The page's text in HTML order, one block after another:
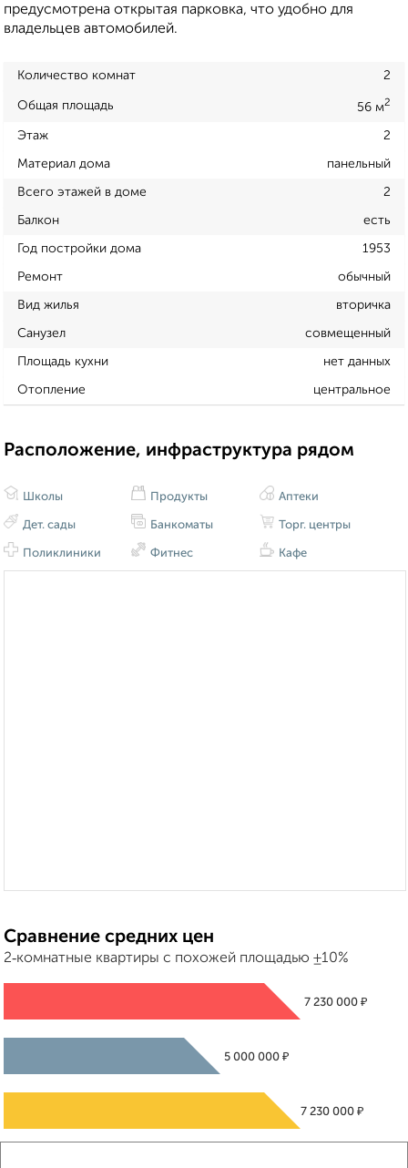
предусмотрена открытая парковка, что удобно для
владельцев автомобилей.
Количество комнат 2
Общая площадь 56 м2
Этаж 2
Материал дома панельный
Всего этажей в доме 2
Балкон есть
Год постройки дома 1953
Ремонт обычный
Вид жилья вторичка
Санузел совмещенный
Площадь кухни нет данных
Отопление центральное
Расположение, инфраструктура рядом
Школы
Дет. сады
Поликлиники
Продукты
Банкоматы
Фитнес
Аптеки
Торг. центры
Кафе
Сравнение средних цен
2‑комнатные квартиры с похожей площадью ±10%
7 230 000 ₽
5 000 000 ₽
7 230 000 ₽